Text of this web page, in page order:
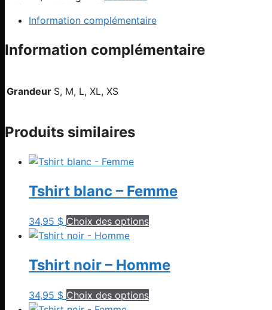
Information complémentaire
Information complémentaire
Grandeur S, M, L, XL, XS
Produits similaires
Tshirt blanc – Femme
34,95 $ Choix des optionsCe
plusieurs
Les
Tshirt noir – Homme
34,95 $ Choix des optionsCe